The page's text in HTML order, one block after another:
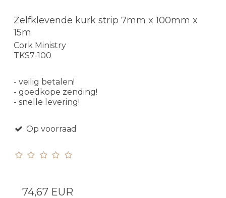
Zelfklevende kurk strip 7mm x 100mm x
15m
Cork Ministry
TKS7-100
- veilig betalen!
- goedkope zending!
- snelle levering!
Op voorraad
74,67 EUR